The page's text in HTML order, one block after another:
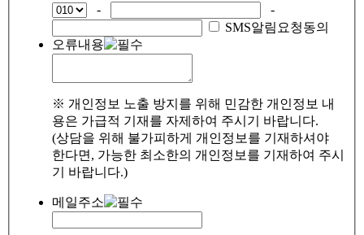
-
-
SMS알림요청동의
오류내용
※ 개인정보 노출 방지를 위해 민감한 개인정보 내
용은 가급적 기재를 자제하여 주시기 바랍니다.
(상담을 위해 불가피하게 개인정보를 기재하셔야
한다면, 가능한 최소한의 개인정보를 기재하여 주시
기 바랍니다.)
메일주소